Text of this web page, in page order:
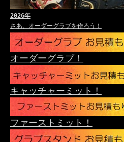
2026年
さあ、オーダーグラブを作ろう！
オーダーグラブ！
キャッチャーミット！
ファーストミット！